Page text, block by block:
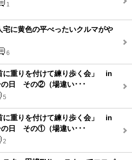
1
に黄色の平べったいクルマがや
6
重りを付けて練り歩く会」 in
日 その②（場違い･･･
5
重りを付けて練り歩く会」 in
日 その①（場違い･･･
2